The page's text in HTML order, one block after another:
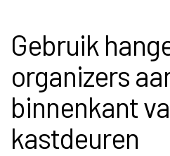
Gebruik
organizers
binnenkant
kastdeuren